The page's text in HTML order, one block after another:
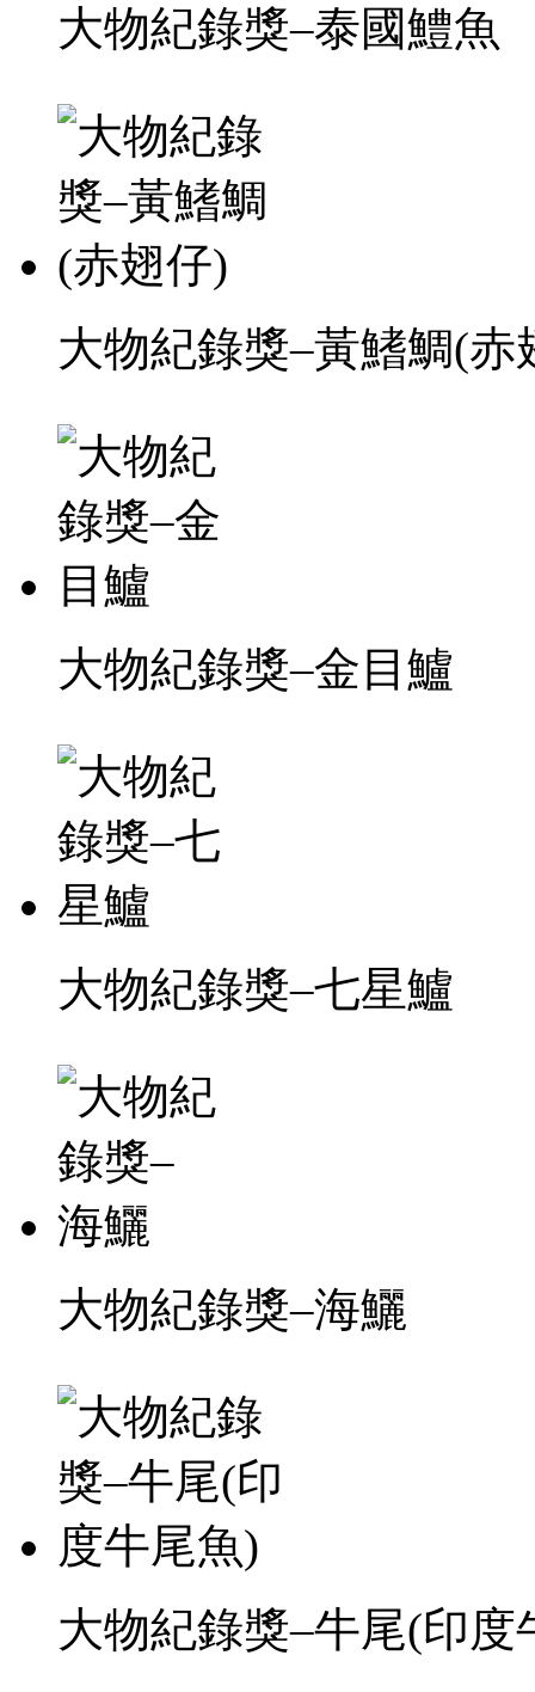
大物紀錄獎–泰國鱧魚
大物紀錄獎–黃鰭鯛(赤
大物紀錄獎–金目鱸
大物紀錄獎–七星鱸
大物紀錄獎–海鱺
大物紀錄獎–牛尾(印度